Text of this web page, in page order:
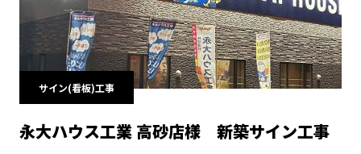
サイン(看板)工事
永大ハウス工業 高砂店様 新築サイン工事